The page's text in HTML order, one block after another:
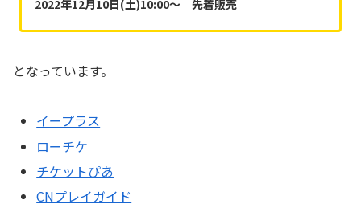
2022年12月10日(土)10:00〜 先着販売
となっています。
イープラス
ローチケ
チケットぴあ
CNプレイガイド